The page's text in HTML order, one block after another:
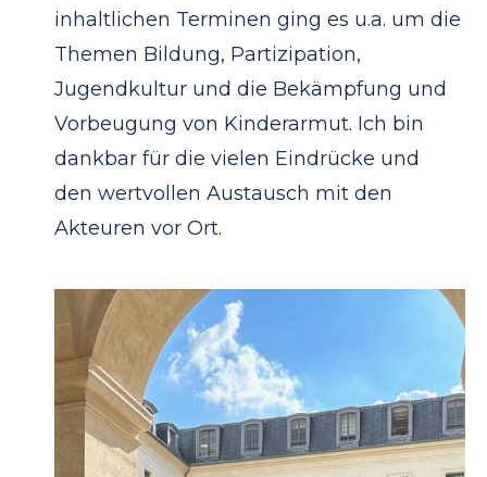
inhaltlichen Terminen ging es u.a. um die
Themen Bildung, Partizipation,
Jugendkultur und die Bekämpfung und
Vorbeugung von Kinderarmut. Ich bin
dankbar für die vielen Eindrücke und
den wertvollen Austausch mit den
Akteuren vor Ort.